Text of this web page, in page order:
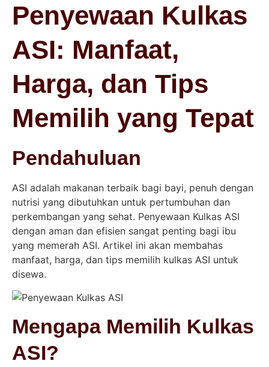
Penyewaan Kulkas
ASI: Manfaat,
Harga, dan Tips
Memilih yang Tepat
Pendahuluan
ASI adalah makanan terbaik bagi bayi, penuh dengan
nutrisi yang dibutuhkan untuk pertumbuhan dan
perkembangan yang sehat. Penyewaan Kulkas ASI
dengan aman dan efisien sangat penting bagi ibu
yang memerah ASI. Artikel ini akan membahas
manfaat, harga, dan tips memilih kulkas ASI untuk
disewa.
Mengapa Memilih Kulkas
ASI?